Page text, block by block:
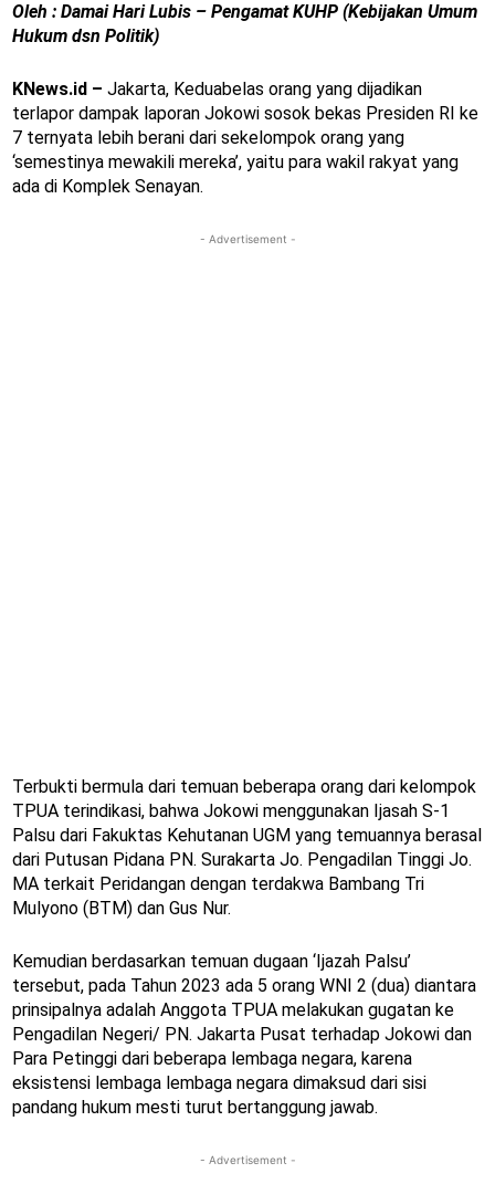
Oleh : Damai Hari Lubis – Pengamat KUHP (Kebijakan Umum
Hukum dsn Politik)
KNews.id – Jakarta, Keduabelas orang yang dijadikan
terlapor dampak laporan Jokowi sosok bekas Presiden RI ke
7 ternyata lebih berani dari sekelompok orang yang
‘semestinya mewakili mereka’, yaitu para wakil rakyat yang
ada di Komplek Senayan.
- Advertisement -
Terbukti bermula dari temuan beberapa orang dari kelompok
TPUA terindikasi, bahwa Jokowi menggunakan Ijasah S-1
Palsu dari Fakuktas Kehutanan UGM yang temuannya berasal
dari Putusan Pidana PN. Surakarta Jo. Pengadilan Tinggi Jo.
MA terkait Peridangan dengan terdakwa Bambang Tri
Mulyono (BTM) dan Gus Nur.
Kemudian berdasarkan temuan dugaan ‘Ijazah Palsu’
tersebut, pada Tahun 2023 ada 5 orang WNI 2 (dua) diantara
prinsipalnya adalah Anggota TPUA melakukan gugatan ke
Pengadilan Negeri/ PN. Jakarta Pusat terhadap Jokowi dan
Para Petinggi dari beberapa lembaga negara, karena
eksistensi lembaga lembaga negara dimaksud dari sisi
pandang hukum mesti turut bertanggung jawab.
- Advertisement -